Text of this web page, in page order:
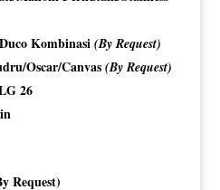
Kombinasi (By Request)
Oscar/Canvas (By Request)
26
Request)